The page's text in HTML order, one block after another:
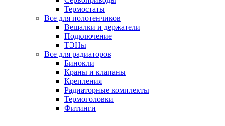
Термостаты
Все для полотенчиков
Вешалки и держатели
Подключение
ТЭНы
Все для радиаторов
Бинокли
Краны и клапаны
Крепления
Радиаторные комплекты
Термоголовки
Фитинги